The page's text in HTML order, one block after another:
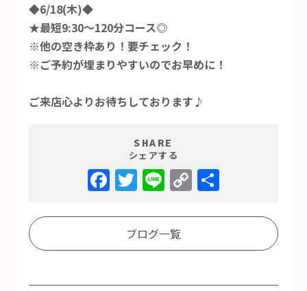
◆6/18(木)◆
★最短9:30～120分コース◎
※他の空き枠あり！要チェック！
※ご予約が埋まりやすいのでお早めに！
ご来店心よりお待ちしております♪
SHARE
シェアする
Facebook
Twitter
LineCopy
Link
ブログ一覧